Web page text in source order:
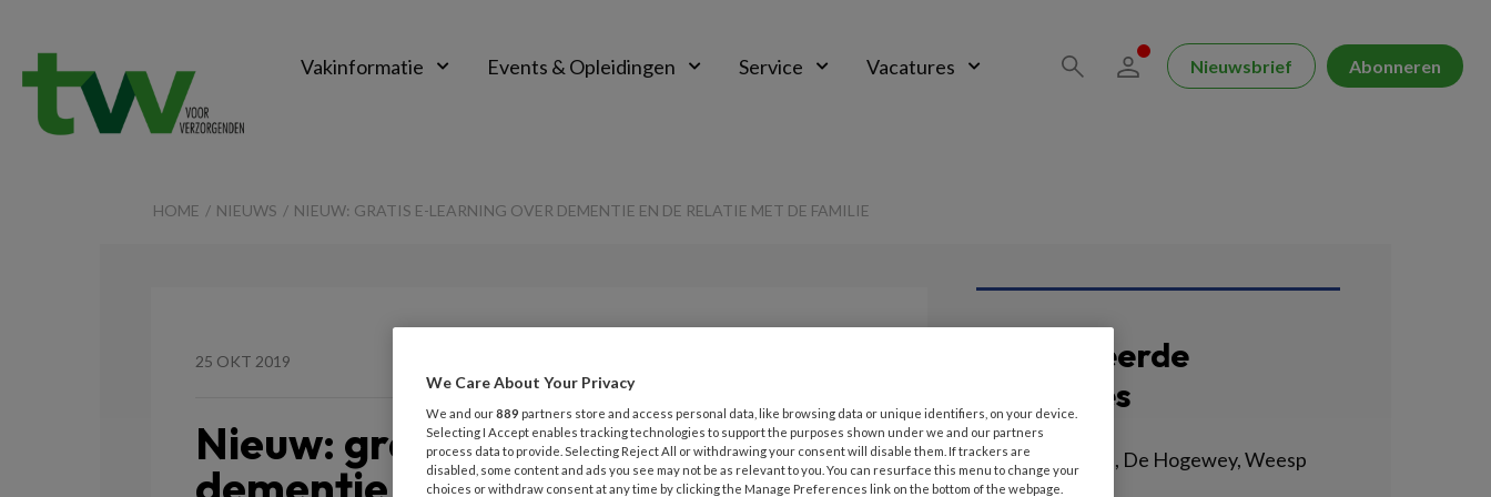
Vakinformatie Events & Opleidingen Service Vacatures Nieuwsbrief Abonneren
HOME NIEUWS NIEUW: GRATIS E-LEARNING OVER DEMENTIE EN DE RELATIE MET DE FAMILIE
25 OKT 2019
Nieuw: gratis e-learning over
Gerelateerde
vacatures
Verzorgende IG, De Hogewey, Weesp
VIVIUM | WEESP
We Care About Your Privacy
We and our889 partners store and access personal data, like browsing data or unique identifiers, on your device.
Selecting I Accept enables tracking technologies to support the purposes shown under we and our partners
process data to provide. Selecting Reject All or withdrawing your consent will disable them. If trackers are
disabled, some content and ads you see may not be as relevant to you. You can resurface this menu to change your
choices or withdraw consent at any time by clicking the Manage Preferences link on the bottom of the webpage.